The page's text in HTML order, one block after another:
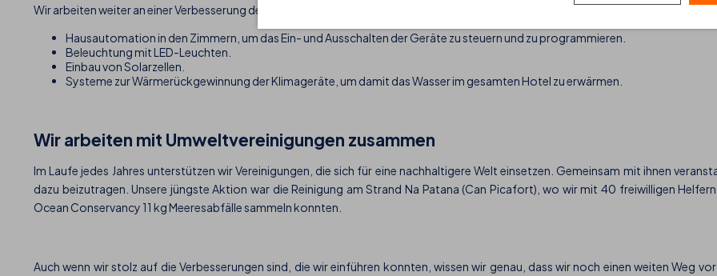
Wir arbeiten weiter an einer Verbesserung der Energieeffizienz in unseren Gebäuden, indem wir energiesparende Materialien
Hausautomation in den Zimmern, um das Ein- und Ausschalten der Geräte zu steuern und zu programmieren.
Beleuchtung mit LED-Leuchten.
Einbau von Solarzellen.
Systeme zur Wärmerückgewinnung der Klimageräte, um damit das Wasser im gesamten Hotel zu erwärmen.
Wir arbeiten mit Umweltvereinigungen zusammen
Im Laufe jedes Jahres unterstützen wir Vereinigungen, die sich für eine nachhaltigere Welt einsetzen. Gemeinsam mit ihnen
dazu beizutragen. Unsere jüngste Aktion war die Reinigung am Strand Na Patana (Can Picafort), wo wir mit 40 freiwilligen
Ocean Conservancy 11 kg Meeresabfälle sammeln konnten.
Auch wenn wir stolz auf die Verbesserungen sind, die wir einführen konnten, wissen wir genau, dass wir noch einen weiten Weg